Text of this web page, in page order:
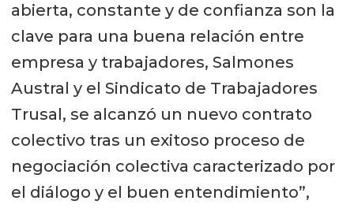
abierta, constante y de confianza son la
clave para una buena relación entre
empresa y trabajadores, Salmones
Austral y el Sindicato de Trabajadores
Trusal, se alcanzó un nuevo contrato
colectivo tras un exitoso proceso de
negociación colectiva caracterizado por
el diálogo y el buen entendimiento”,